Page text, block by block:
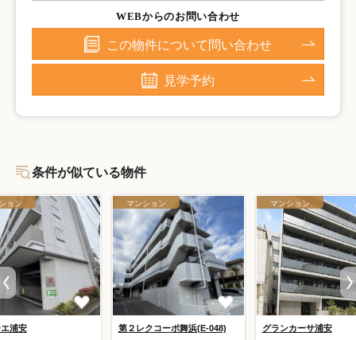
WEBからのお問い合わせ
この物件について問い合わせ
見学予約
条件が似ている物件
ョン
浦安
マンション
第２レクコーポ舞浜(E-048)
マンション
グランカーサ浦安